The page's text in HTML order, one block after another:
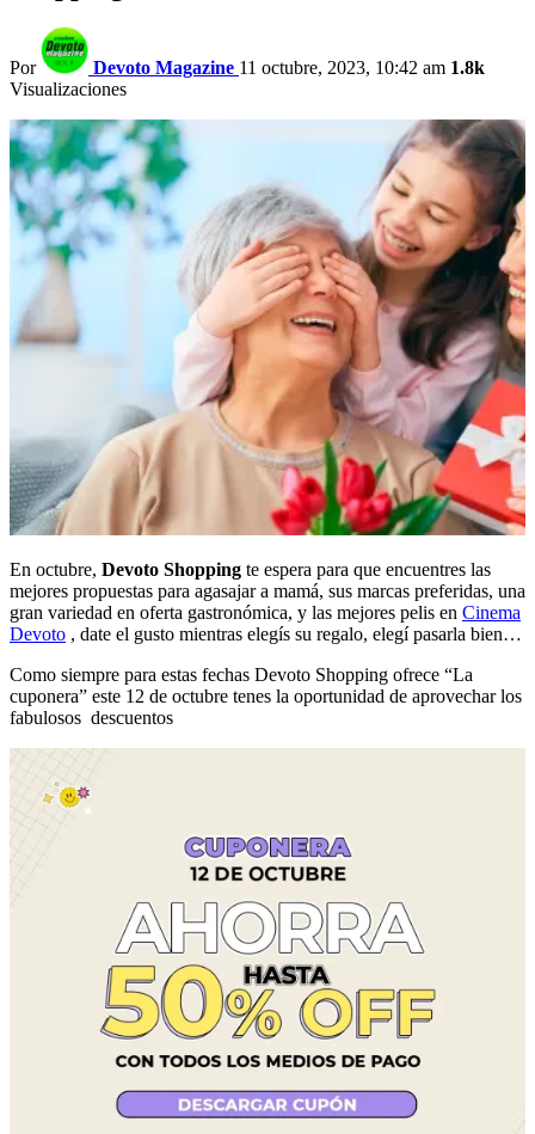
Por Devoto Magazine 11 octubre, 2023, 10:42 am 1.8k
Visualizaciones
En octubre, Devoto Shopping te espera para que encuentres las
mejores propuestas para agasajar a mamá, sus marcas preferidas, una
gran variedad en oferta gastronómica, y las mejores pelis en Cinema
Devoto , date el gusto mientras elegís su regalo, elegí pasarla bien…
Como siempre para estas fechas Devoto Shopping ofrece “La
cuponera” este 12 de octubre tenes la oportunidad de aprovechar los
fabulosos descuentos